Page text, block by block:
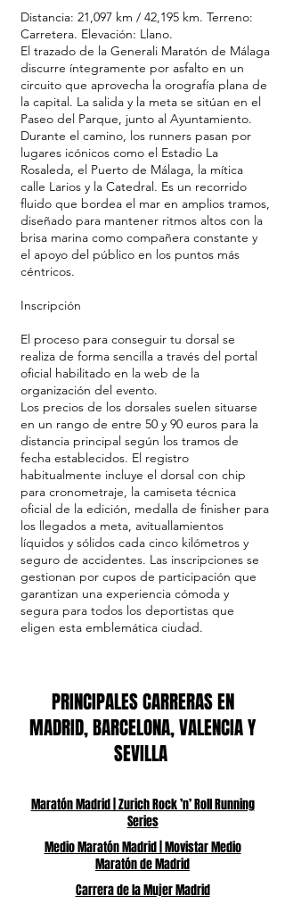
Distancia: 21,097 km / 42,195 km. Terreno:
Carretera. Elevación: Llano.
El trazado de la Generali Maratón de Málaga
discurre íntegramente por asfalto en un
circuito que aprovecha la orografía plana de
la capital. La salida y la meta se sitúan en el
Paseo del Parque, junto al Ayuntamiento.
Durante el camino, los runners pasan por
lugares icónicos como el Estadio La
Rosaleda, el Puerto de Málaga, la mítica
calle Larios y la Catedral. Es un recorrido
fluido que bordea el mar en amplios tramos,
diseñado para mantener ritmos altos con la
brisa marina como compañera constante y
el apoyo del público en los puntos más
céntricos.
Inscripción
El proceso para conseguir tu dorsal se
realiza de forma sencilla a través del portal
oficial habilitado en la web de la
organización del evento.
Los precios de los dorsales suelen situarse
en un rango de entre 50 y 90 euros para la
distancia principal según los tramos de
fecha establecidos. El registro
habitualmente incluye el dorsal con chip
para cronometraje, la camiseta técnica
oficial de la edición, medalla de finisher para
los llegados a meta, avituallamientos
líquidos y sólidos cada cinco kilómetros y
seguro de accidentes. Las inscripciones se
gestionan por cupos de participación que
garantizan una experiencia cómoda y
segura para todos los deportistas que
eligen esta emblemática ciudad.
PRINCIPALES CARRERAS EN
MADRID, BARCELONA, VALENCIA Y
SEVILLA
Maratón Madrid | Zurich Rock ’n’ Roll Running
Series
Medio Maratón Madrid | Movistar Medio
Maratón de Madrid
Carrera de la Mujer Madrid